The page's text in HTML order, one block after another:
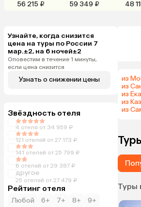
56 215 ₽
59 349 ₽
48
Узнайте, когда снизится
цена на туры по России 7
мар.±2, на 6 ночей±2
Оповестим в течение 1 минуты,
если цена снизится
Узнать о снижении цены
Звёздность отеля
4 отеля от 34 959 ₽
121 отелей от 27 173 ₽
141 отелей от 25 799 ₽
6 отелей от 29 387 ₽
другое
25 отелей от 27 479 ₽
Рейтинг отеля
Любой 6+ 7+ 8+ 9+
из
из
из
из
из
Туры